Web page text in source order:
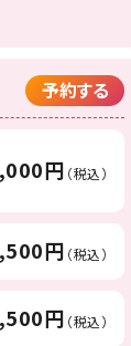
予約する
円 （税込）
円 （税込）
円 （税込）